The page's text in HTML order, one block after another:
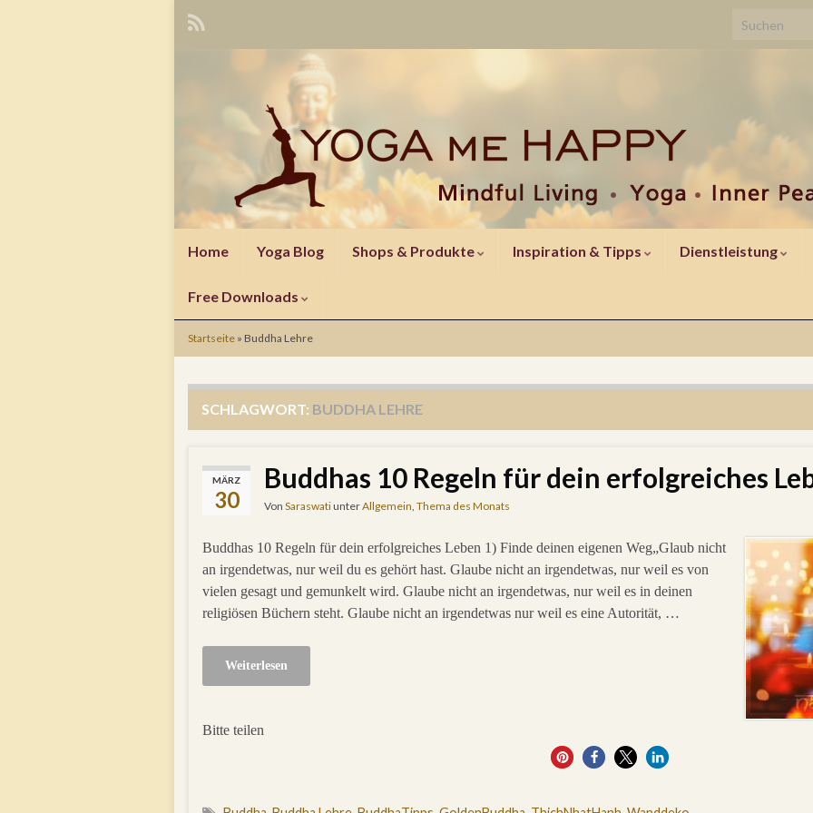
Search for:
Home Yoga Blog Shops & Produkte Inspiration & Tipps Dienstleistung
Free Downloads
Startseite » Buddha Lehre
SCHLAGWORT: BUDDHA LEHRE
MÄRZ
30
Buddhas 10 Regeln für dein erfolgreiches
Von SaraswatiunterAllgemein, Thema des Monats
Buddhas 10 Regeln für dein erfolgreiches Leben 1) Finde deinen eigenen Weg„Glaub nicht
an irgendetwas, nur weil du es gehört hast. Glaube nicht an irgendetwas, nur weil es von
vielen gesagt und gemunkelt wird. Glaube nicht an irgendetwas, nur weil es in deinen
religiösen Büchern steht. Glaube nicht an irgendetwas nur weil es eine Autorität, …
Weiterlesen
Bitte teilen
31